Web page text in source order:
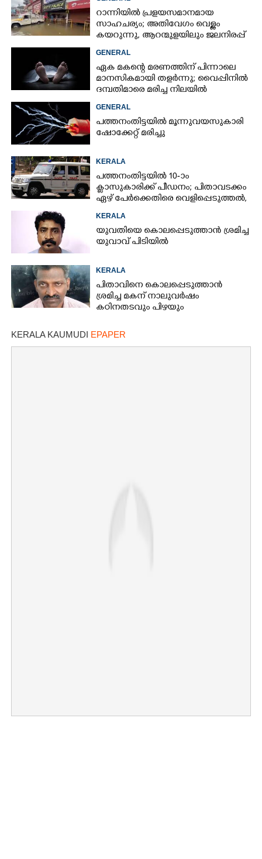
റാന്നിയിൽ പ്രളയസമാനമായ
സാഹചര്യം; അതിവേഗം വെള്ളം
കയറുന്നു, ആറന്മുളയിലും ജലനിരപ്പ്
ഉയരുന്നു
GENERAL
ഏക മകന്റെ മരണത്തിന് പിന്നാലെ
മാനസികമായി തളർന്നു; വൈപ്പിനിൽ
ദമ്പതിമാരെ മരിച്ച നിലയിൽ
കണ്ടെത്തി
GENERAL
പത്തനംതിട്ടയിൽ മൂന്നുവയസുകാരി
ഷോക്കേറ്റ് മരിച്ചു
KERALA
പത്തനംതിട്ടയിൽ 10-ാം
ക്ലാസുകാരിക്ക് പീഡനം; പിതാവടക്കം
ഏഴ് പേർക്കെതിരെ വെളിപ്പെടുത്തൽ,
മൂന്നുപേർ അറസ്റ്റിൽ
KERALA
യുവതിയെ കൊലപ്പെടുത്താൻ ശ്രമിച്ച
യുവാവ് പിടിയിൽ
KERALA
പിതാവിനെ കൊലപ്പെടുത്താൻ
ശ്രമിച്ച മകന് നാലുവർഷം
കഠിനതടവും പിഴയും
KERALA KAUMUDI EPAPER